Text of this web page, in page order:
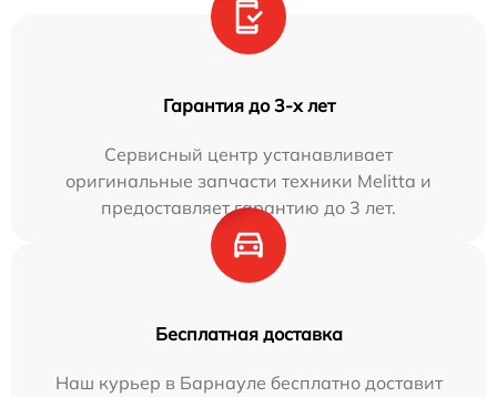
Гарантия до 3-х лет
Сервисный центр устанавливает
оригинальные запчасти техники Melitta и
предоставляет гарантию до 3 лет.
Бесплатная доставка
Наш курьер в Барнауле бесплатно доставит